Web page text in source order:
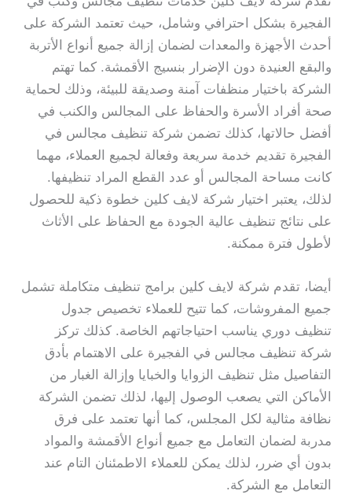
الفجيرة بشكل احترافي وشامل، حيث تعتمد الشركة على
أحدث الأجهزة والمعدات لضمان إزالة جميع أنواع الأتربة
والبقع العنيدة دون الإضرار بنسيج الأقمشة. كما تهتم
الشركة باختيار منظفات آمنة وصديقة للبيئة، وذلك لحماية
صحة أفراد الأسرة والحفاظ على المجالس والكنب في
أفضل حالاتها، كذلك تضمن شركة تنظيف مجالس في
الفجيرة تقديم خدمة سريعة وفعالة لجميع العملاء، مهما
كانت مساحة المجالس أو عدد القطع المراد تنظيفها.
لذلك، يعتبر اختيار شركة لايف كلين خطوة ذكية للحصول
على نتائج تنظيف عالية الجودة مع الحفاظ على الأثاث
لأطول فترة ممكنة.
أيضا، تقدم شركة لايف كلين برامج تنظيف متكاملة تشمل
جميع المفروشات، كما تتيح للعملاء تخصيص جدول
تنظيف دوري يناسب احتياجاتهم الخاصة. كذلك تركز
شركة تنظيف مجالس في الفجيرة على الاهتمام بأدق
التفاصيل مثل تنظيف الزوايا والخبايا وإزالة الغبار من
الأماكن التي يصعب الوصول إليها، لذلك تضمن الشركة
نظافة مثالية لكل المجلس، كما أنها تعتمد على فرق
مدربة لضمان التعامل مع جميع أنواع الأقمشة والمواد
بدون أي ضرر، لذلك يمكن للعملاء الاطمئنان التام عند
التعامل مع الشركة.